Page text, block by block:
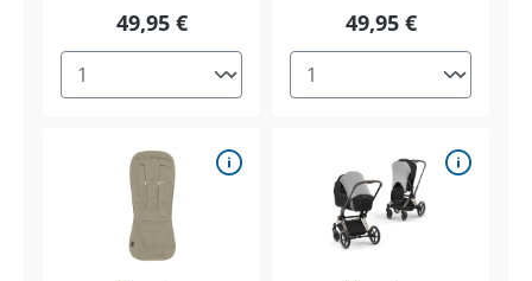
49,95 € 49,95 €